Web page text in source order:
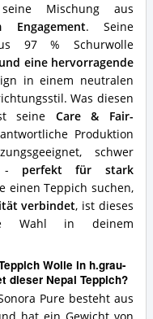
Mischung aus
. Seine
97 % Schurwolle
eine hervorragende
in einem neutralen
Was diesen
seine Care & Fair-
Produktion
schwer
- perfekt für stark
einen Teppich suchen,
verbindet, ist dieses
Wahl in deinem
Wolle in h.grau-
dieser Nepal Teppich?
Pure besteht aus